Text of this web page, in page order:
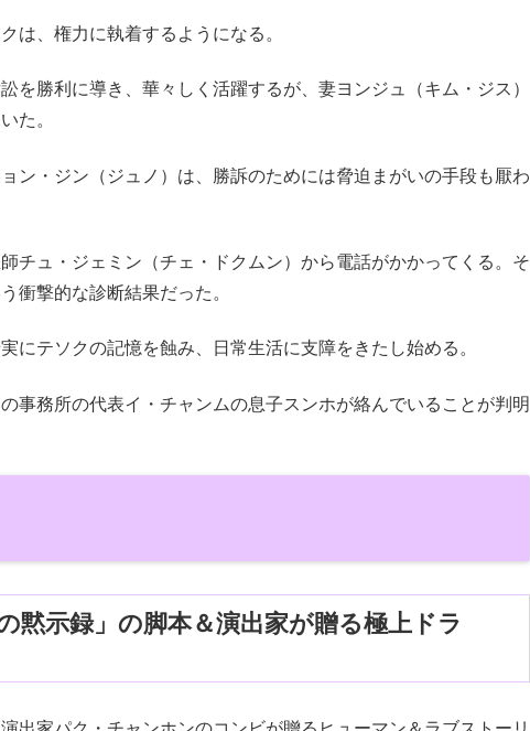
は、権力に執着するようになる。
を勝利に導き、華々しく活躍するが、妻ヨンジュ（キム・ジス）
た。
ン・ジン（ジュノ）は、勝訴のためには脅迫まがいの手段も厭わ
チュ・ジェミン（チェ・ドクムン）から電話がかかってくる。そ
衝撃的な診断結果だった。
にテソクの記憶を蝕み、日常生活に支障をきたし始める。
事務所の代表イ・チャンムの息子スンホが絡んでいることが判明
黙示録」の脚本＆演出家が贈る極上ドラ